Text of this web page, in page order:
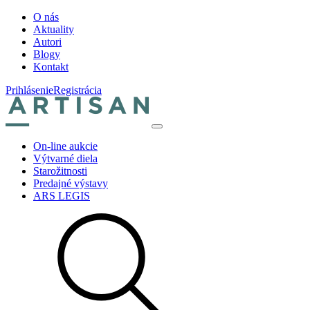
O nás
Aktuality
Autori
Blogy
Kontakt
PrihlásenieRegistrácia
On-line aukcie
Výtvarné diela
Starožitnosti
Predajné výstavy
ARS LEGIS